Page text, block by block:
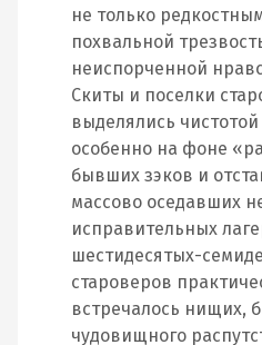
не только
похвальной
неиспорченной
Скиты и поселки
выделялись
особенно на фоне
бывших зэков и
массово оседавших
исправительных
шестидесятых-
староверов
встречалось нищих,
чудовищного